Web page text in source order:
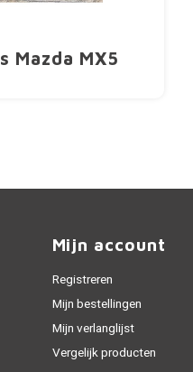
Mazda MX5
Mijn account
Registreren
Mijn bestellingen
Mijn verlanglijst
Vergelijk producten